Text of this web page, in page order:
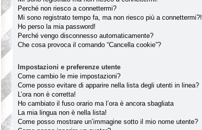
Perché non riesco a connettermi?
Mi sono registrato tempo fa, ma non riesco più a connettermi?!
Ho perso la mia password!
Perché vengo disconnesso automaticamente?
Che cosa provoca il comando “Cancella cookie”?
Impostazioni e preferenze utente
Come cambio le mie impostazioni?
Come posso evitare di apparire nella lista degli utenti in linea?
L’ora non è corretta!
Ho cambiato il fuso orario ma l’ora è ancora sbagliata
La mia lingua non è nella lista!
Come posso mostrare un’immagine sotto il mio nome utente?